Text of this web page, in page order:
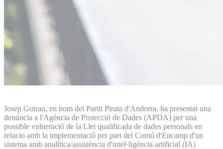
Josep Guirao, en nom del Partit Pirata d'Andorra, ha presentat una
denúncia a l'Agència de Protecció de Dades (APDA) per una
possible vulneració de la Llei qualificada de dades personals en
relacio amb la implementació per part del Comú d'Encamp d'un
sistema amb analítica/assistència d'intel·ligència artificial (IA)